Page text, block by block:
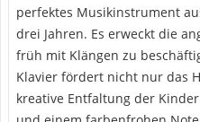
perfektes Musikinstrument
drei Jahren. Es erweckt die
früh mit Klängen zu
Klavier fördert nicht nur das
kreative Entfaltung der